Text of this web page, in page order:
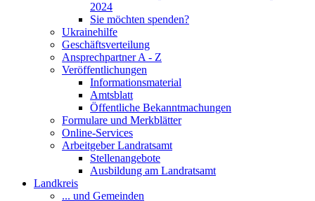
2024
Sie möchten spenden?
Ukrainehilfe
Geschäftsverteilung
Ansprechpartner A - Z
Veröffentlichungen
Informationsmaterial
Amtsblatt
Öffentliche Bekanntmachungen
Formulare und Merkblätter
Online-Services
Arbeitgeber Landratsamt
Stellenangebote
Ausbildung am Landratsamt
Landkreis
... und Gemeinden